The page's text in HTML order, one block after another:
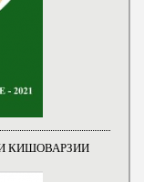
КИШОВАРЗИИ